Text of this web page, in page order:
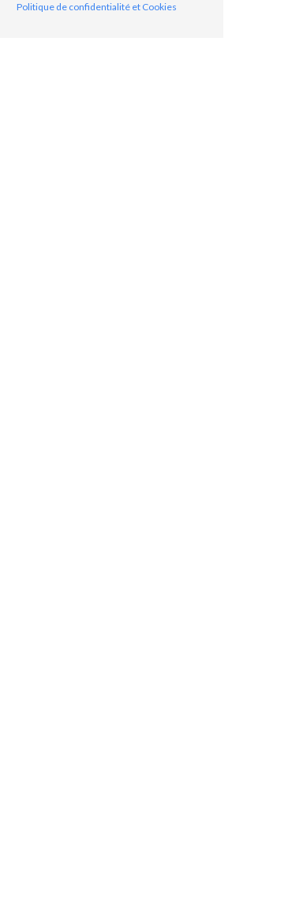
Politique de confidentialité et Cookies